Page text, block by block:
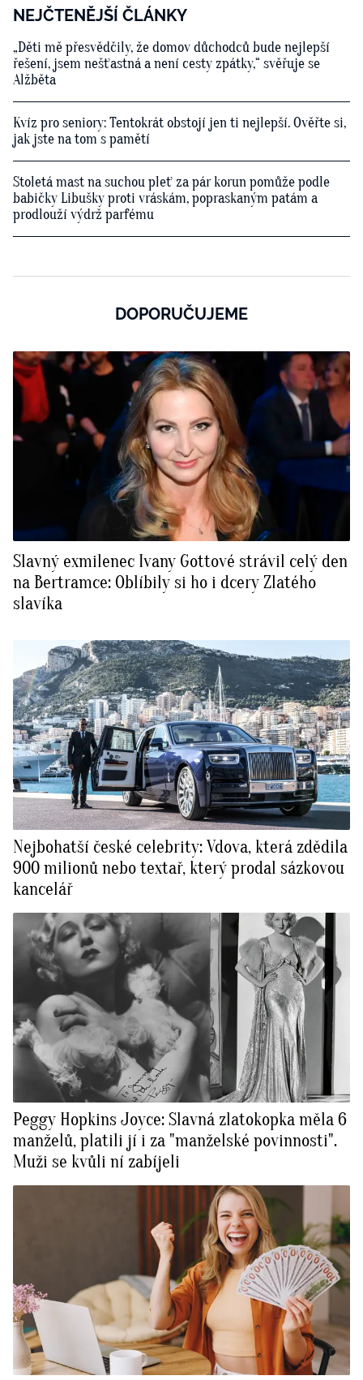
NEJČTENĚJŠÍ ČLÁNKY
„Děti mě přesvědčily, že domov důchodců bude nejlepší
řešení, jsem nešťastná a není cesty zpátky,“ svěřuje se
Alžběta
Kvíz pro seniory: Tentokrát obstojí jen ti nejlepší. Ověřte si,
jak jste na tom s pamětí
Stoletá mast na suchou pleť za pár korun pomůže podle
babičky Libušky proti vráskám, popraskaným patám a
prodlouží výdrž parfému
DOPORUČUJEME
Slavný exmilenec Ivany Gottové strávil celý den
na Bertramce: Oblíbily si ho i dcery Zlatého
slavíka
Nejbohatší české celebrity: Vdova, která zdědila
900 milionů nebo textař, který prodal sázkovou
kancelář
Peggy Hopkins Joyce: Slavná zlatokopka měla 6
manželů, platili jí i za "manželské povinnosti".
Muži se kvůli ní zabíjeli